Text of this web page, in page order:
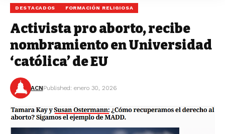
DESTACADOS FORMACIÓN RELIGIOSA
Activista pro aborto, recibe
nombramiento en Universidad
‘católica’ de EU
ACNPublished: enero 30, 2026